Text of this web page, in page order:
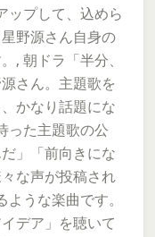
ップして、込めら
野源さん自身の
, 朝ドラ「半分、
さん。主題歌を
かなり話題にな
った主題歌の公
」「前向きにな
な声が投稿され
うな楽曲です。
デア」を聴いて